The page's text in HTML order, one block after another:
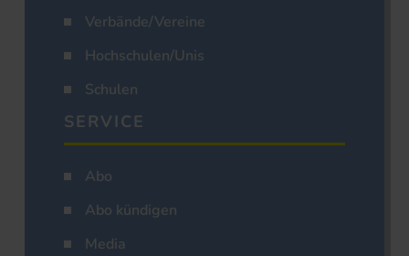
Verbände/Vereine
Hochschulen/Unis
Schulen
SERVICE
Abo
Abo kündigen
Media